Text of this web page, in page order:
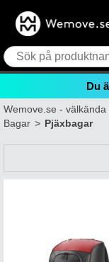
Du
Wemove.se -
Bagar>Pjäxbagar